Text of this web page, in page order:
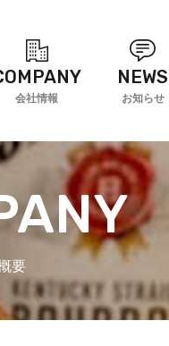
会社情報
NEWS
お知らせ
要